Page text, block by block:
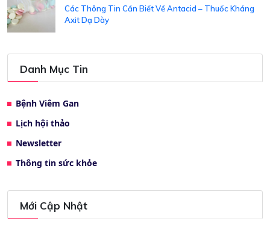
Các Thông Tin Cần Biết Về Antacid – Thuốc Kháng
Axit Dạ Dày
Danh Mục Tin
Bệnh Viêm Gan
Lịch hội thảo
Newsletter
Thông tin sức khỏe
Mới Cập Nhật